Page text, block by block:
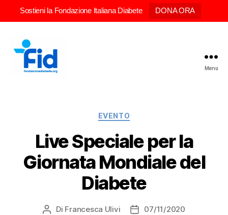
Sostieni la Fondazione Italiana Diabete DONA ORA
Menu
Categorie
EVENTO
Live Speciale per la
Giornata Mondiale del
Diabete
Autore
Di Francesca Ulivi
Data07/11/2020